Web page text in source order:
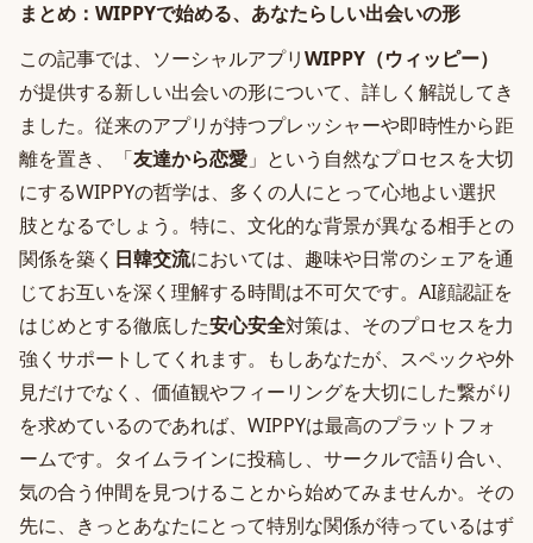
まとめ：WIPPYで始める、あなたらしい出会いの形
この記事では、ソーシャルアプリWIPPY（ウィッピー）
が提供する新しい出会いの形について、詳しく解説してき
ました。従来のアプリが持つプレッシャーや即時性から距
離を置き、「友達から恋愛 」という自然なプロセスを大切
にするWIPPYの哲学は、多くの人にとって心地よい選択
肢となるでしょう。特に、文化的な背景が異なる相手との
関係を築く 日韓交流においては、趣味や日常のシェアを通
じてお互いを深く理解する時間は不可欠です。AI顔認証を
はじめとする徹底した安心安全対策は、そのプロセスを力
強くサポートしてくれます。もしあなたが、スペックや外
見だけでなく、価値観やフィーリングを大切にした繋がり
を求めているのであれば、WIPPYは最高のプラットフォ
ームです。タイムラインに投稿し、サークルで語り合い、
気の合う仲間を見つけることから始めてみませんか。その
先に、きっとあなたにとって特別な関係が待っているはず